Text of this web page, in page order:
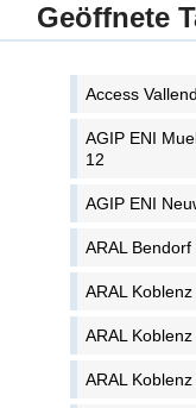
Geöffnete
Access
AGIP ENI
12
AGIP ENI
ARAL
ARAL
ARAL
ARAL